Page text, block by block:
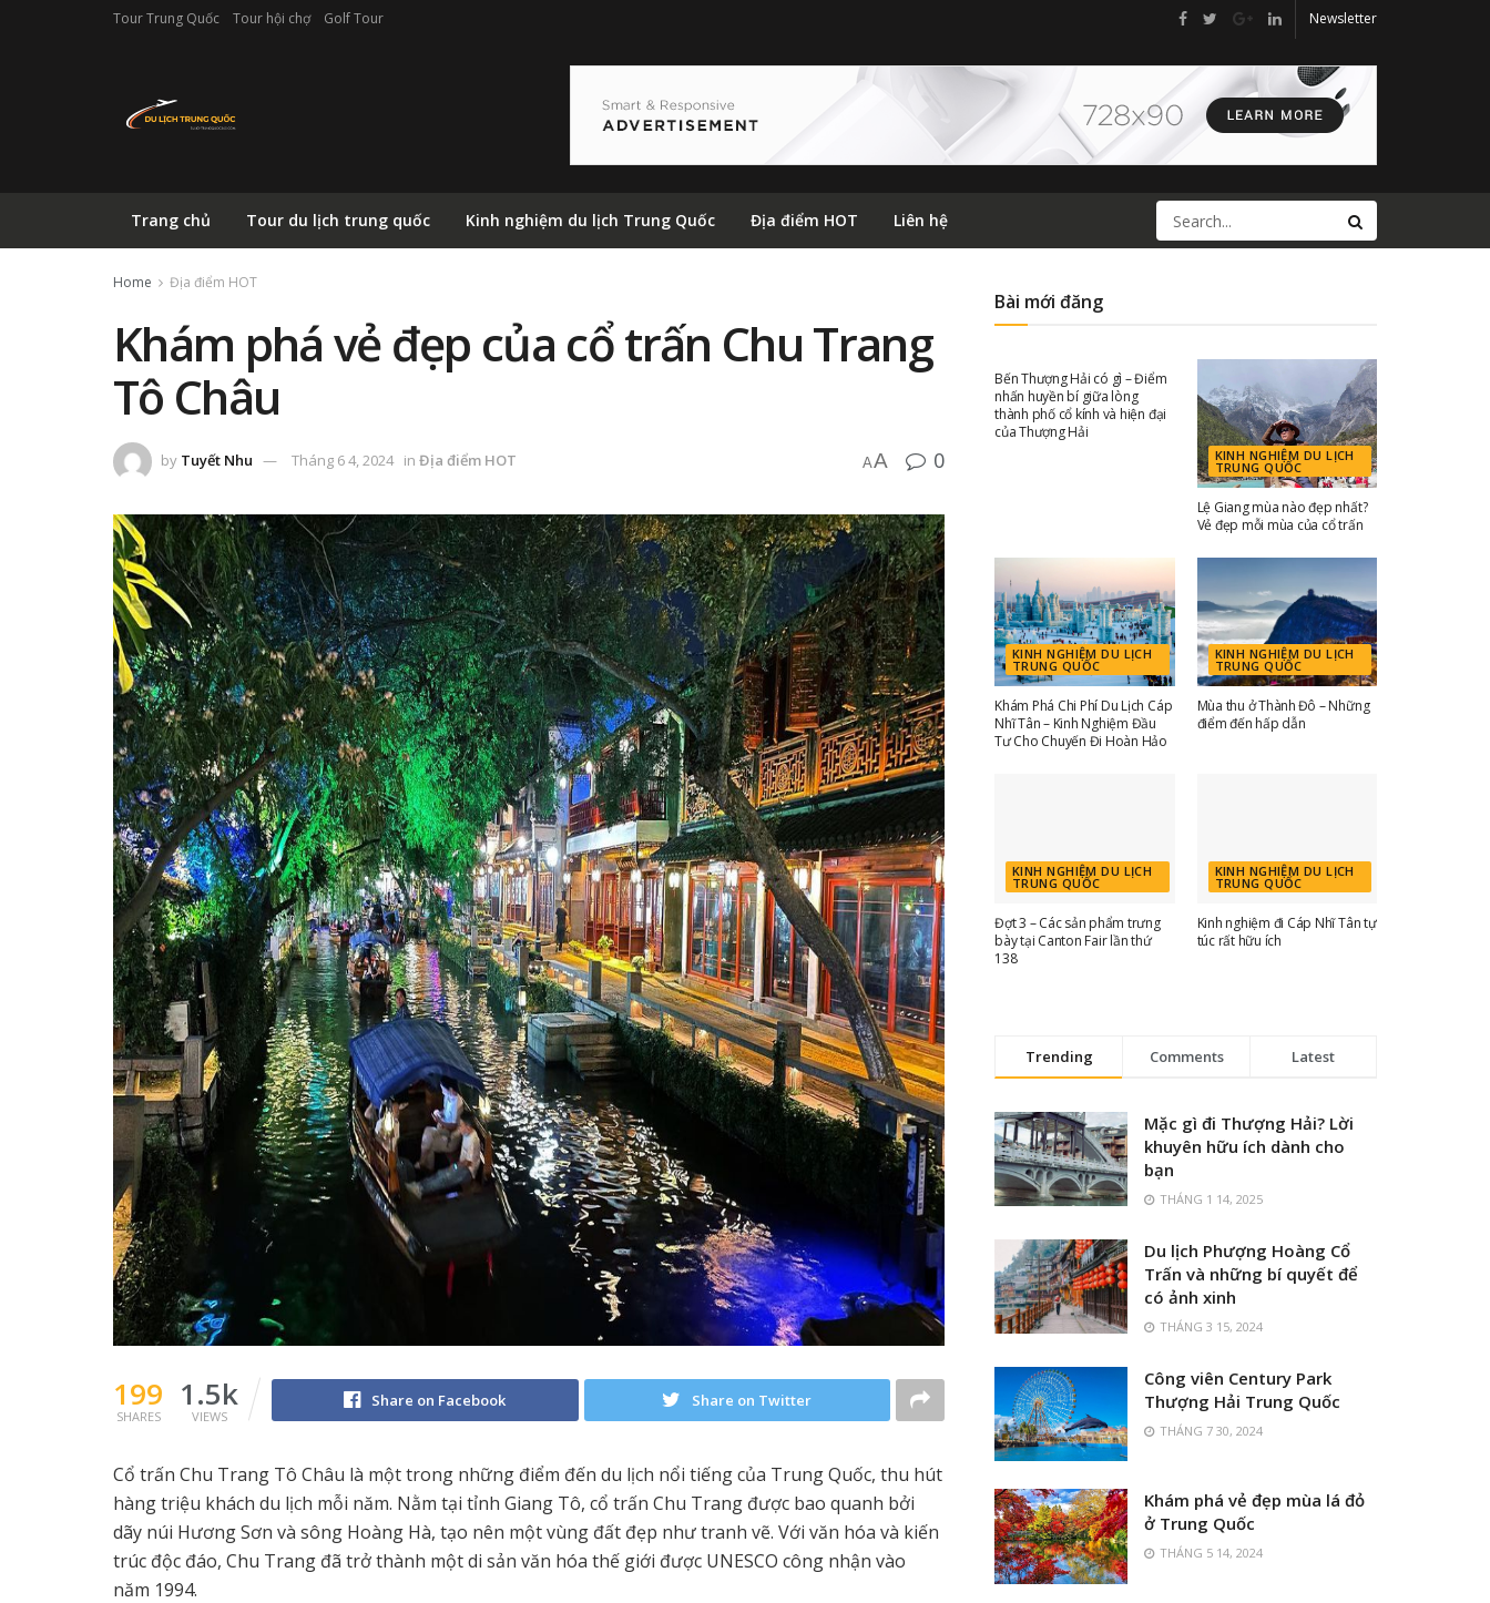
Tour Trung Quốc Tour hội chợ Golf Tour Newsletter
Trang chủ Tour du lịch trung quốc Kinh nghiệm du lịch Trung Quốc Địa điểm HOT Liên hệ
Home Địa điểm HOT
Khám phá vẻ đẹp của cổ trấn Chu Trang
Tô Châu
by Tuyết Nhu Tháng 6 4, 2024 in Địa điểm HOT AA 0
199
SHARES
1.5k
VIEWS
Share on Facebook Share on Twitter
Cổ trấn Chu Trang Tô Châu là một trong những điểm đến du lịch nổi tiếng của Trung Quốc, thu hút
hàng triệu khách du lịch mỗi năm. Nằm tại tỉnh Giang Tô, cổ trấn Chu Trang được bao quanh bởi
dãy núi Hương Sơn và sông Hoàng Hà, tạo nên một vùng đất đẹp như tranh vẽ. Với văn hóa và kiến
trúc độc đáo, Chu Trang đã trở thành một di sản văn hóa thế giới được UNESCO công nhận vào
năm 1994.
Bài mới đăng
KINH NGHIỆM DU LỊCH
Bến Thượng Hải có gì – Điểm
nhấn huyền bí giữa lòng
thành phố cổ kính và hiện đại
của Thượng Hải
KINH NGHIỆM DU LỊCH
TRUNG QUỐC
Lệ Giang mùa nào đẹp nhất?
Vẻ đẹp mỗi mùa của cổ trấn
KINH NGHIỆM DU LỊCH
TRUNG QUỐC
Khám Phá Chi Phí Du Lịch Cáp
Nhĩ Tân – Kinh Nghiệm Đầu
Tư Cho Chuyến Đi Hoàn Hảo
KINH NGHIỆM DU LỊCH
TRUNG QUỐC
Mùa thu ở Thành Đô – Những
điểm đến hấp dẫn
KINH NGHIỆM DU LỊCH
TRUNG QUỐC
Đợt 3 – Các sản phẩm trưng
bày tại Canton Fair lần thứ
138
KINH NGHIỆM DU LỊCH
TRUNG QUỐC
Kinh nghiệm đi Cáp Nhĩ Tân tự
túc rất hữu ích
Trending Comments Latest
Mặc gì đi Thượng Hải? Lời
khuyên hữu ích dành cho
bạn
THÁNG 1 14, 2025
Du lịch Phượng Hoàng Cổ
Trấn và những bí quyết để
có ảnh xinh
THÁNG 3 15, 2024
Công viên Century Park
Thượng Hải Trung Quốc
THÁNG 7 30, 2024
Khám phá vẻ đẹp mùa lá đỏ
ở Trung Quốc
THÁNG 5 14, 2024